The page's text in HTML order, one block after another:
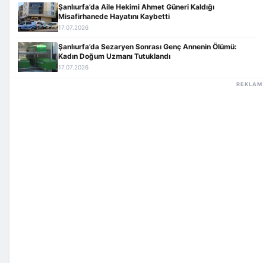
Şanlıurfa’da Aile Hekimi Ahmet Güneri Kaldığı
Misafirhanede Hayatını Kaybetti
17.07.2026
Şanlıurfa’da Sezaryen Sonrası Genç Annenin Ölümü:
Kadın Doğum Uzmanı Tutuklandı
17.07.2026
REKLAM